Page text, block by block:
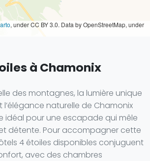
, under CC BY 3.0. Data by OpenStreetMap, under
à Chamonix
des montagnes, la lumière unique
naturelle de Chamonix
idéal pour une escapade qui mêle
détente. Pour accompagner cette
4 étoiles disponibles conjuguent
avec des chambres